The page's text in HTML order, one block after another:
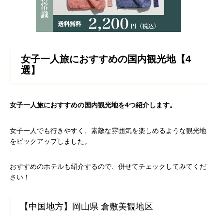
女子一人旅におすすめの国内観光地【4
選】
女子一人旅におすすめの国内観光地を4つ紹介します。
女子一人でも行きやすく、素敵な雰囲気を楽しめるような観光地
をピックアップしました。
おすすめのホテルも紹介するので、併せてチェックしてみてくだ
さい！
【中国地方】岡山県 倉敷美観地区